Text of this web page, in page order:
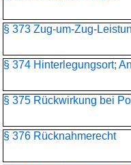
§ 373 Zug-um-Zug-
§ 374 Hinterlegungsort;
§ 375 Rückwirkung bei
§ 376 Rücknahmerecht